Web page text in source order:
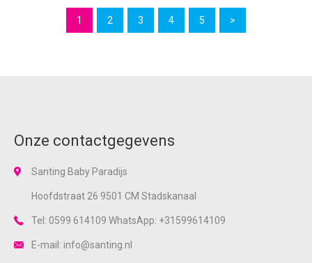
1 2 3 4 5 >
Onze contactgegevens
Santing Baby Paradijs
Hoofdstraat 26 9501 CM Stadskanaal
Tel: 0599 614109 WhatsApp: +31599614109
E-mail: info@santing.nl